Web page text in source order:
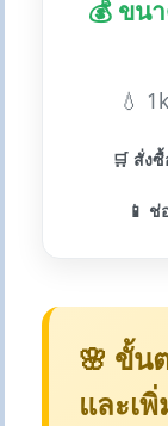
💰 ขน
💧
🛒 สั่ง
📱 ช่
🌸 ขั้น
และเ